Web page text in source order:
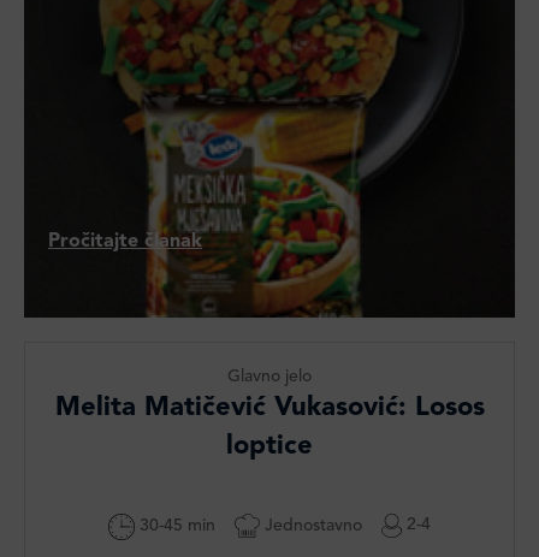
Pročitajte članak
Glavno jelo
Melita Matičević Vukasović: Losos
loptice
30-45 min Jednostavno 2-4